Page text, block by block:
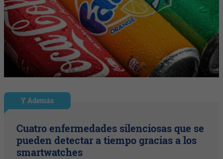
Y Además
Cuatro enfermedades silenciosas que se
pueden detectar a tiempo gracias a los
smartwatches